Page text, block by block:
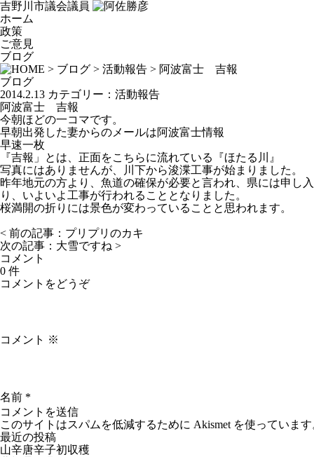
吉野川市議会議員
ホーム
政策
ご意見
ブログ
> ブログ > 活動報告 > 阿波富士 吉報
ブログ
2014.2.13 カテゴリー： 活動報告
阿波富士 吉報
今朝ほどの一コマです。
早朝出発した妻からのメールは阿波富士情報
早速一枚
『吉報」とは、正面をこちらに流れている『ほたる川』
写真にはありませんが、川下から浚渫工事が始まりました。
昨年地元の方より、魚道の確保が必要と言われ、県には申し
り、いよいよ工事が行われることとなりました。
桜満開の折りには景色が変わっていることと思われます。
< 前の記事： プリプリのカキ
次の記事： 大雪ですね >
コメント
0 件
コメントをどうぞ
コメント ※
名前 *
このサイトはスパムを低減するために Akismet を使っていま
最近の投稿
山辛唐辛子初収穫